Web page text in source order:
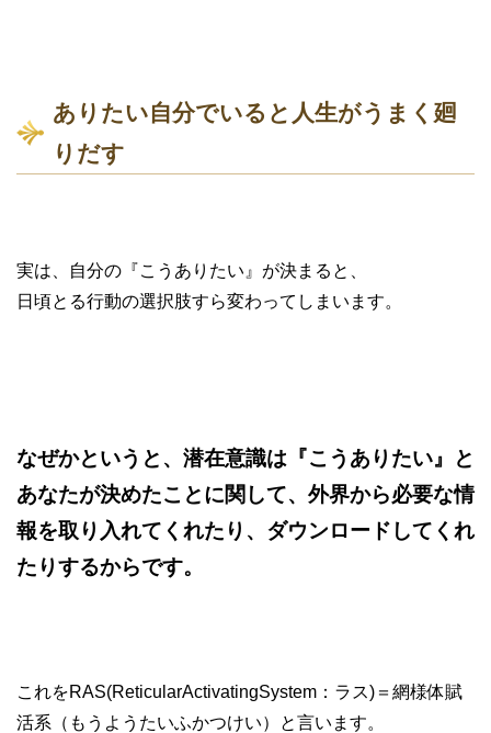
ありたい自分でいると人生がうまく廻
りだす
実は、自分の『こうありたい』が決まると、
日頃とる行動の選択肢すら変わってしまいます。
なぜかというと、潜在意識は『こうありたい』と
あなたが決めたことに関して、外界から必要な情
報を取り入れてくれたり、ダウンロードしてくれ
たりするからです。
これをRAS(ReticularActivatingSystem：ラス)＝網様体賦
活系（もうようたいふかつけい）と言います。